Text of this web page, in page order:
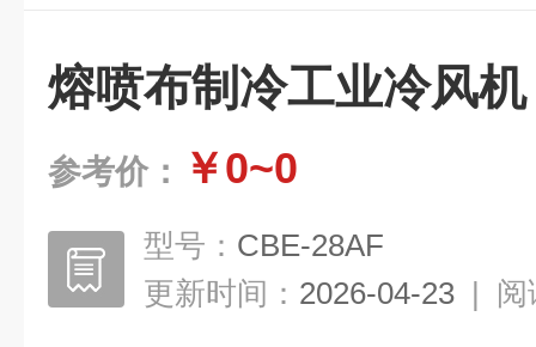
熔喷布制冷工业冷风机
参考价： ￥0~0
型号： CBE-28AF
更新时间： 2026-04-23 | 阅